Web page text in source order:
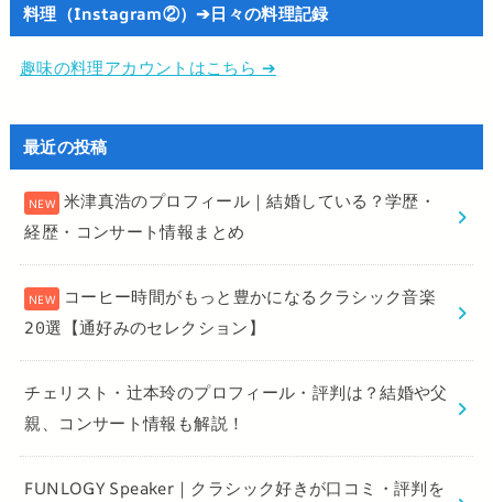
料理（Instagram②）➔日々の料理記録
趣味の料理アカウントはこちら ➔
最近の投稿
米津真浩のプロフィール｜結婚している？学歴・
経歴・コンサート情報まとめ
コーヒー時間がもっと豊かになるクラシック音楽
20選【通好みのセレクション】
チェリスト・辻本玲のプロフィール・評判は？結婚や父
親、コンサート情報も解説！
FUNLOGY Speaker｜クラシック好きが口コミ・評判を